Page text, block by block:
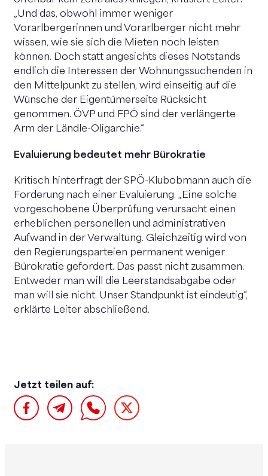
„Und das, obwohl immer weniger
Vorarlbergerinnen und Vorarlberger nicht mehr
wissen, wie sie sich die Mieten noch leisten
können. Doch statt angesichts dieses Notstands
endlich die Interessen der Wohnungssuchenden in
den Mittelpunkt zu stellen, wird einseitig auf die
Wünsche der Eigentümerseite Rücksicht
genommen. ÖVP und FPÖ sind der verlängerte
Arm der Ländle-Oligarchie.“
Evaluierung bedeutet mehr Bürokratie
Kritisch hinterfragt der SPÖ-Klubobmann auch die
Forderung nach einer Evaluierung. „Eine solche
vorgeschobene Überprüfung verursacht einen
erheblichen personellen und administrativen
Aufwand in der Verwaltung. Gleichzeitig wird von
den Regierungsparteien permanent weniger
Bürokratie gefordert. Das passt nicht zusammen.
Entweder man will die Leerstandsabgabe oder
man will sie nicht. Unser Standpunkt ist eindeutig“,
erklärte Leiter abschließend.
Jetzt teilen auf: